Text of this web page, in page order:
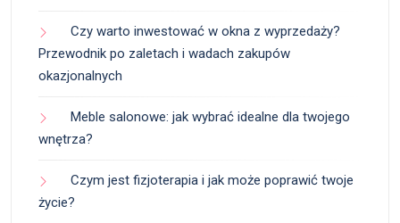
Czy warto inwestować w okna z wyprzedaży?
Przewodnik po zaletach i wadach zakupów
okazjonalnych
Meble salonowe: jak wybrać idealne dla twojego
wnętrza?
Czym jest fizjoterapia i jak może poprawić twoje
życie?